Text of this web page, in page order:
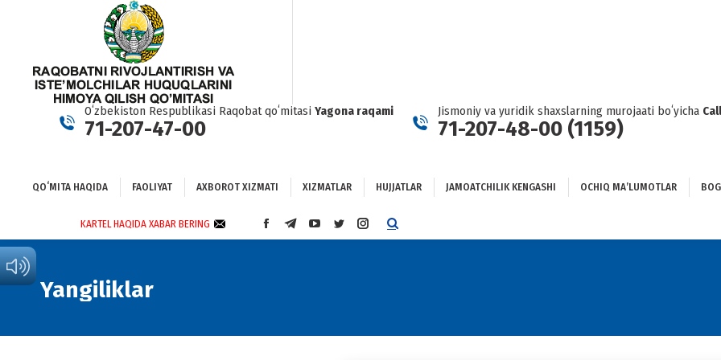
Oʻzbekiston Respublikasi Raqobat qoʻmitasi Yagona raqami
71-207-47-00
Jismoniy va yuridik shaxslarning murojaati boʻyicha
71-207-48-00 (1159)
QOʻMITA HAQIDA FAOLIYAT AXBOROT XIZMATI XIZMATLAR HUJJATLAR JAMOATCHILIK KENGASHI OCHIQ MAʼLUMOTLAR
KARTEL HAQIDA XABAR BERING
FACEBOOKTELEGRAM
YOUTUBE
TWITTERINSTAGRAM
Yangiliklar
QOʻMITA HAQIDA FAOLIYAT